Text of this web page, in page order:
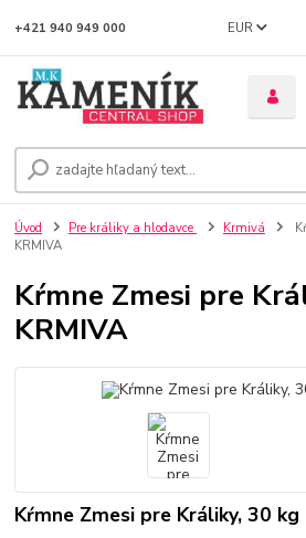
EUR
+421 940 949 000
Úvod Pre králiky a hlodavce Krmivá
KRMIVA
Kŕmne Zmesi pre
KRMIVA
Kŕmne Zmesi pre Králiky, 30 kg